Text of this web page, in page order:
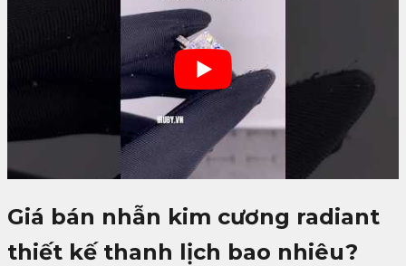
Giá bán nhẫn kim cương radiant
thiết kế thanh lịch bao nhiêu?